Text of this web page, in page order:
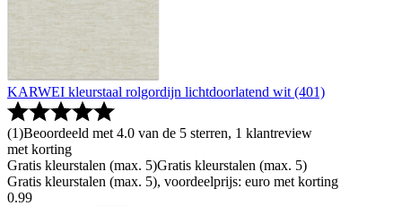
KARWEI kleurstaal rolgordijn lichtdoorlatend wit (401)
(1)Beoordeeld met 4.0 van de 5 sterren, 1 klantreview
met korting
Gratis kleurstalen (max. 5)Gratis kleurstalen (max. 5)
Gratis kleurstalen (max. 5), voordeelprijs: euro met korting
0.99